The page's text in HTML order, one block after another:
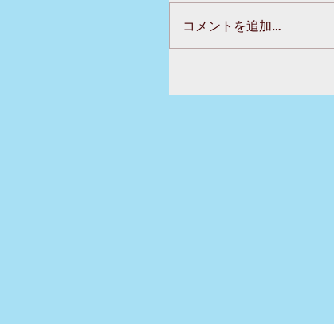
コメントを追加…